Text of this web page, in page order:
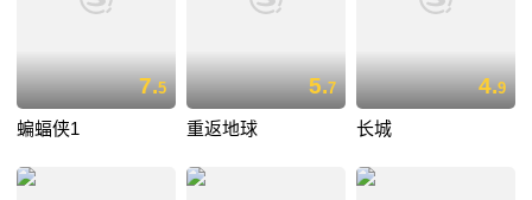
7.5
蝙蝠侠1
5.7
重返地球
4.9
长城